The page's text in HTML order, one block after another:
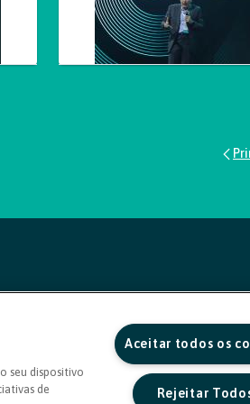
seu dispositivo
de
Aceitar todos os
Rejeitar